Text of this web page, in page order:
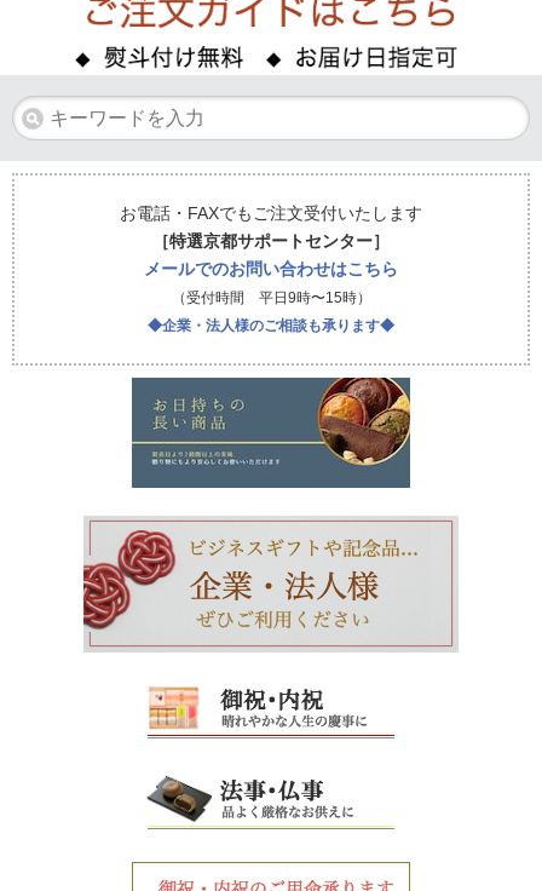
お電話・FAXでもご注文受付いたします
［特選京都サポートセンター］
メールでのお問い合わせはこちら
（受付時間 平日9時〜15時）
◆企業・法人様のご相談も承ります◆